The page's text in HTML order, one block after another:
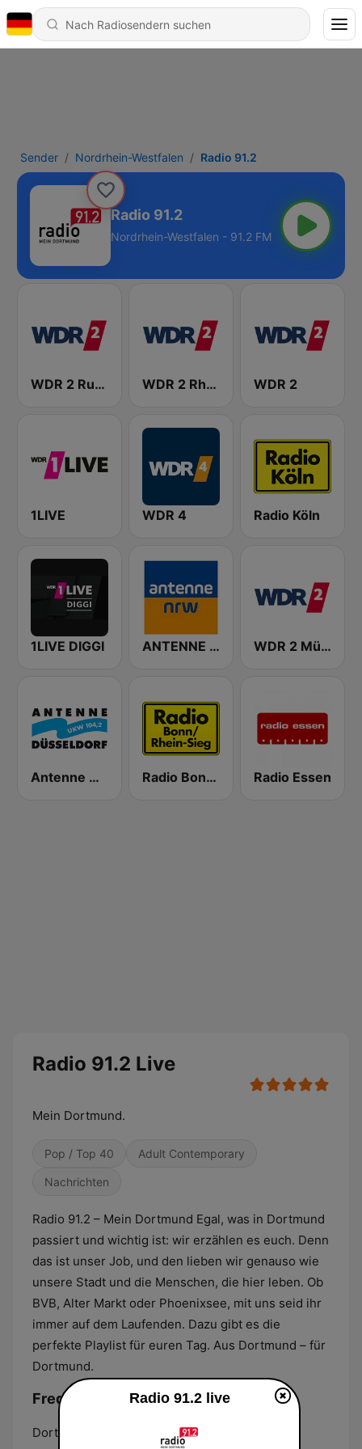
Sender Nordrhein-Westfalen Radio 91.2
Radio 91.2
Nordrhein-Westfalen - 91.2 FM
WDR 2 Ruhrgebiet WDR 2 Rhein und Ruhr WDR 2
1LIVE WDR 4 Radio Köln
1LIVE DIGGI ANTENNE NRW WDR 2 Münsterland
Antenne Düsseldorf Radio Bonn / Rhein-Sieg 99.9 Radio Essen
Radio 91.2 Live
Mein Dortmund.
Pop / Top 40 Adult Contemporary
Nachrichten
Radio 91.2 – Mein Dortmund Egal, was in Dortmund
passiert und wichtig ist: wir erzählen es euch. Denn
das ist unser Job, und den lieben wir genauso wie
unsere Stadt und die Menschen, die hier leben. Ob
BVB, Alter Markt oder Phoenixsee, mit uns seid ihr
immer auf dem Laufenden. Dazu gibt es die
perfekte Playlist für euren Tag. Aus Dortmund – für
Dortmund.
Frequenzen Radio 91.2:
Dortmund:
Radio 91.2 live